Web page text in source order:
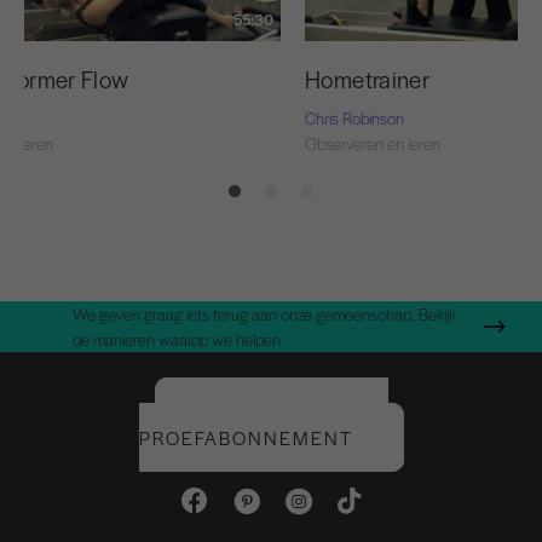
55:30
Flow
leren
Hometrainer
Chris Robinson
Observeren en leren
We geven graag iets terug aan onze gemeenschap. Bekijk
de manieren waarop we helpen.
PROEFABONNEMENT